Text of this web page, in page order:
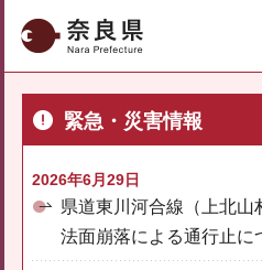
奈良県
緊急・災害情報
2026年6月29日
県道東川河合線（上北
法面崩落による通行止に